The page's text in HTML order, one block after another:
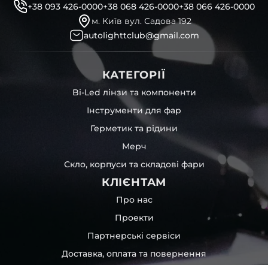
+38 093 426-0000+38 068 426-0000+38 066 426-0000
м. Київ вул. Садова 192
autolighttclub@gmail.com
КАТЕГОРІЇ
Bi-Led лінзи та компоненти
Інструменти для фар
Герметик та рідини
Мерч
Скло, корпуси та складові фари
КЛІЄНТАМ
Про нас
Проекти
Партнерські сервіси
Доставка, оплата та повернення